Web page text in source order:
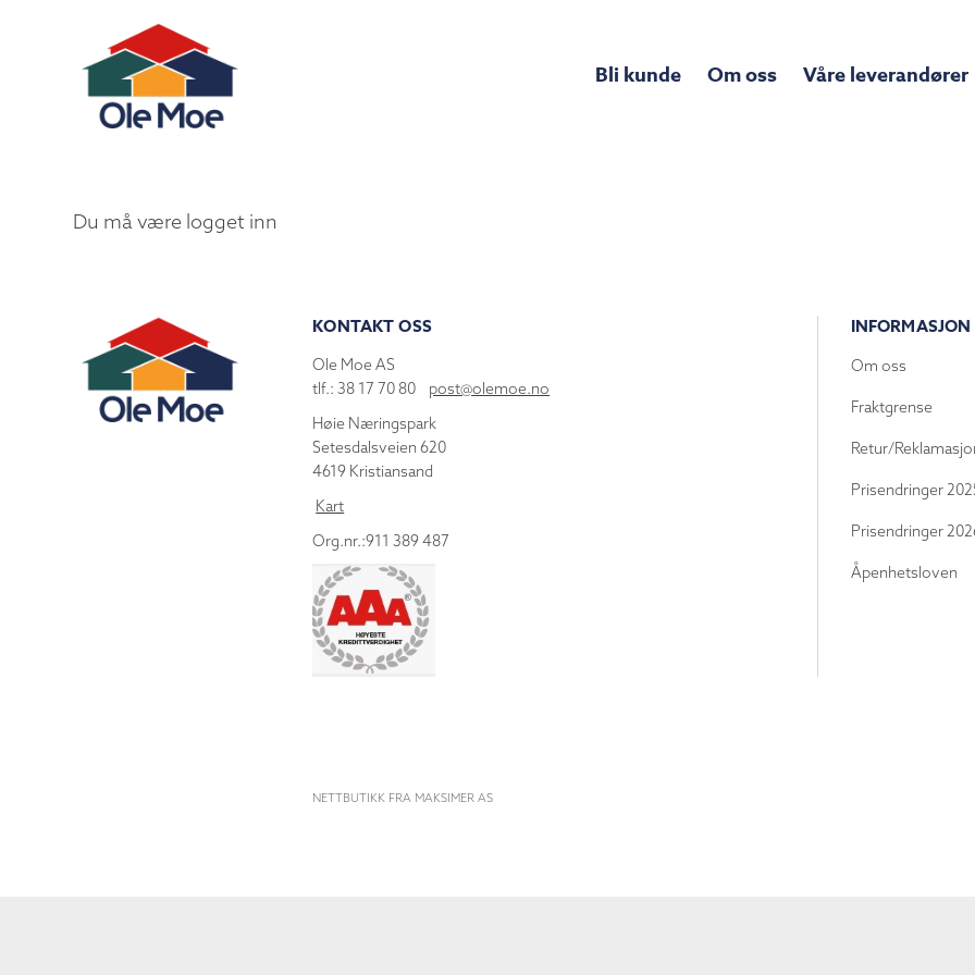
Bli kunde Om oss Våre leverandører
Du må være logget inn
KONTAKT OSS
Ole Moe AS
tlf.: 38 17 70 80 post@olemoe.no
Høie Næringspark
Setesdalsveien 620
4619 Kristiansand
Kart
Org.nr.:911 389 487
INFORMASJON
Om oss
Fraktgrense
Retur/
Prisendringer
Prisendringer
Åpenhetsloven
NETTBUTIKK FRA MAKSIMER AS